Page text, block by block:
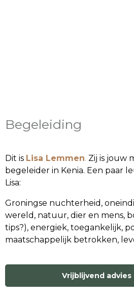
Begeleiding
Dit is Lisa Lemmen. Zij is jouw
begeleider in Kenia. Een paar
Lisa:
Groningse nuchterheid,
wereld, natuur, dier en mens,
tips?), energiek, toegankelijk,
maatschappelijk betrokken,
Vrijblijvend